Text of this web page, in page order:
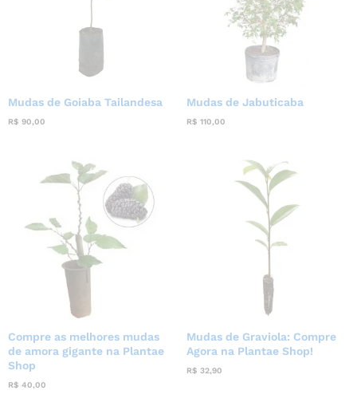
Mudas de Goiaba Tailandesa
R$ 90,00
Mudas de Jabuticaba
R$ 110,00
Compre as melhores mudas
de amora gigante na Plantae
Shop
R$ 40,00
Mudas de Graviola: Compre
Agora na Plantae Shop!
R$ 32,90